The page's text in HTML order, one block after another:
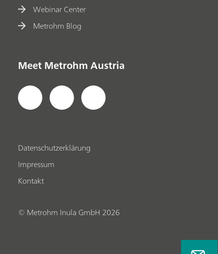
Webinar Center
Metrohm Blog
Meet Metrohm Austria
Datenschutzerklärung
Impressum
Kontakt
© Metrohm Inula GmbH 2026